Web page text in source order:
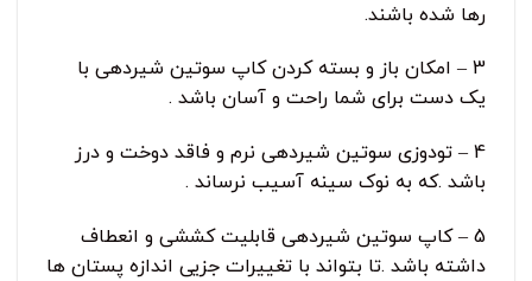
رها شده باشند.
3 – امکان باز و بسته کردن کاپ سوتین شیردهی با
یک دست برای شما راحت و آسان باشد .
4 – تودوزی سوتین شیردهی نرم و فاقد دوخت و درز
باشد .که به نوک سینه آسیب نرساند .
5 – کاپ سوتین شیردهی قابلیت کششی و انعطاف
داشته باشد .تا بتواند با تغییرات جزیی اندازه پستان ها